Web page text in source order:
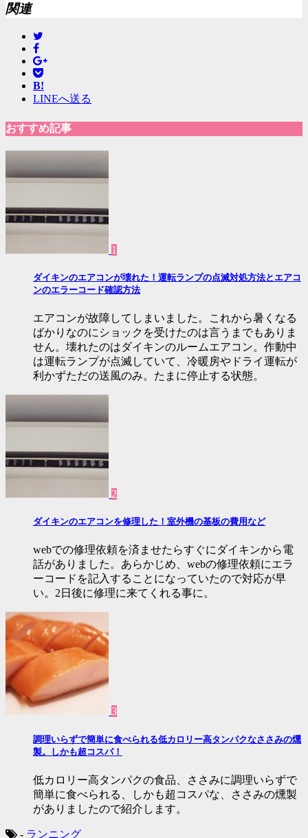
関連
B!
LINEへ送る
おすすめ記事
1
ダイキンのエアコンが壊れた！運転ランプの点滅対処方法とエアコ
ンのエラーコード確認方法
エアコンが故障してしまいました。これから暑くなる
ばかりなのにショックを受けたのは言うまでもありま
せん。壊れたのはダイキンのルームエアコン。作動中
は運転ランプが点滅していて、冷暖房やドライ運転が
利かずただの送風のみ。たまに停止する状態。
2
ダイキンのエアコンを修理した！室外機の基板の費用など
webでの修理依頼を済ませたらすぐにダイキンから電
話がありました。あらかじめ、webの修理依頼にエラ
ーコードを記入することになっていたので対応が早
い。2日後に修理に来てくれる事に。
3
調理いらずで簡単に食べられる低カロリー高タンパクなささみの燻
製。しかも超コスパ！
低カロリー高タンパクの食品、ささみに調理いらずで
簡単に食べられる、しかも超コスパな、ささみの燻製
がありましたので紹介します。
- ランニング